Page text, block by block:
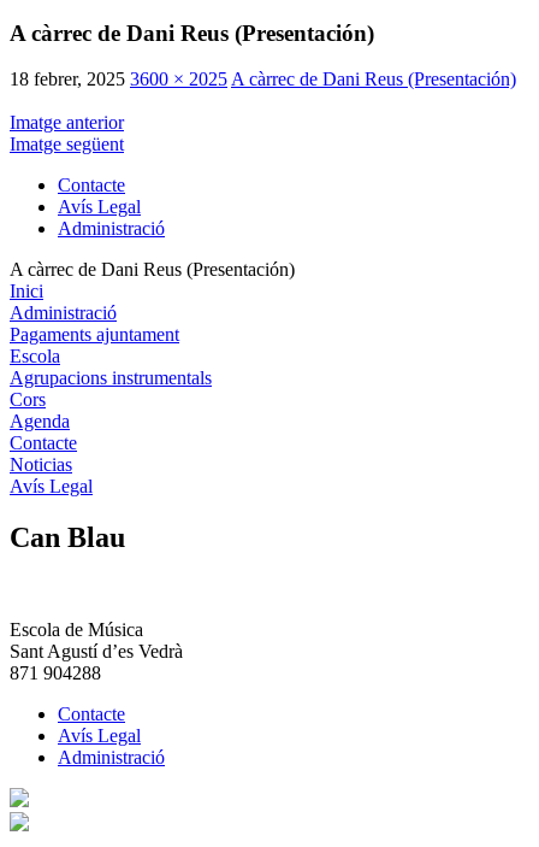
A càrrec de Dani Reus (Presentación)
18 febrer, 2025 3600 × 2025 A càrrec de Dani Reus (Presentación)
Imatge anterior
Imatge següent
Contacte
Avís Legal
Administració
A càrrec de Dani Reus (Presentación)
Inici
Administració
Pagaments ajuntament
Escola
Agrupacions instrumentals
Cors
Agenda
Contacte
Noticias
Avís Legal
Can Blau
Escola de Música
Sant Agustí d’es Vedrà
871 904288
Contacte
Avís Legal
Administració